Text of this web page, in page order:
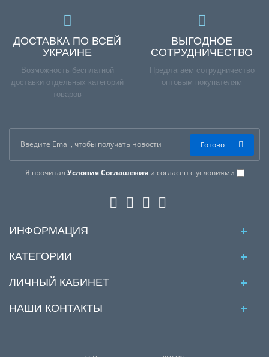
ДОСТАВКА ПО ВСЕЙ
УКРАИНЕ
Возможность бесплатной
доставки отдельных категорий
товаров
ВЫГОДНОЕ
СОТРУДНИЧЕСТВО
Предлагаем сотрудничество
оптовым покупателям
Я прочитал Условия Соглашенияи согласен с условиями
Готово
ИНФОРМАЦИЯ
КАТЕГОРИИ
ЛИЧНЫЙ КАБИНЕТ
НАШИ КОНТАКТЫ